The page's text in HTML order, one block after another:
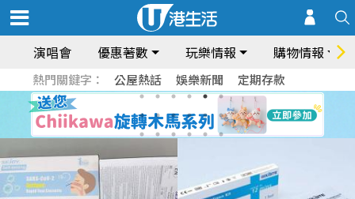
演唱會 優惠著數 玩樂情報 購物情報
熱門關鍵字： 公屋熱話 娛樂新聞 定期存款